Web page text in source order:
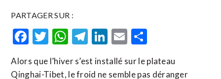
PARTAGER SUR :
Facebook
Twitter
WhatsApp
Telegram
LinkedIn
Email
Alors que l’hiver s’est installé sur le plateau
Qinghai-Tibet, le froid ne semble pas déranger